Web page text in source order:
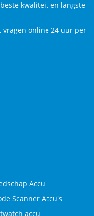
kwaliteit en langste
vragen online 24 uur per
Accu
Scanner Accu's
accu